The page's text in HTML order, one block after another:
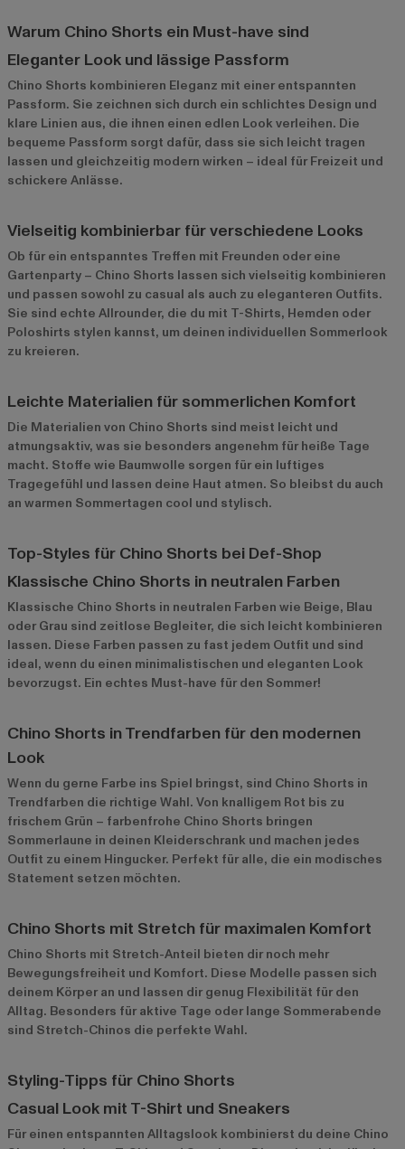
Warum Chino Shorts ein Must-have sind
Eleganter Look und lässige Passform
Chino Shorts kombinieren Eleganz mit einer entspannten
Passform. Sie zeichnen sich durch ein schlichtes Design und
klare Linien aus, die ihnen einen edlen Look verleihen. Die
bequeme Passform sorgt dafür, dass sie sich leicht tragen
lassen und gleichzeitig modern wirken – ideal für Freizeit und
schickere Anlässe.
Vielseitig kombinierbar für verschiedene Looks
Ob für ein entspanntes Treffen mit Freunden oder eine
Gartenparty – Chino Shorts lassen sich vielseitig kombinieren
und passen sowohl zu casual als auch zu eleganteren Outfits.
Sie sind echte Allrounder, die du mit T-Shirts, Hemden oder
Poloshirts stylen kannst, um deinen individuellen Sommerlook
zu kreieren.
Leichte Materialien für sommerlichen Komfort
Die Materialien von Chino Shorts sind meist leicht und
atmungsaktiv, was sie besonders angenehm für heiße Tage
macht. Stoffe wie Baumwolle sorgen für ein luftiges
Tragegefühl und lassen deine Haut atmen. So bleibst du auch
an warmen Sommertagen cool und stylisch.
Top-Styles für Chino Shorts bei Def-Shop
Klassische Chino Shorts in neutralen Farben
Klassische Chino Shorts in neutralen Farben wie Beige, Blau
oder Grau sind zeitlose Begleiter, die sich leicht kombinieren
lassen. Diese Farben passen zu fast jedem Outfit und sind
ideal, wenn du einen minimalistischen und eleganten Look
bevorzugst. Ein echtes Must-have für den Sommer!
Chino Shorts in Trendfarben für den modernen
Look
Wenn du gerne Farbe ins Spiel bringst, sind Chino Shorts in
Trendfarben die richtige Wahl. Von knalligem Rot bis zu
frischem Grün – farbenfrohe Chino Shorts bringen
Sommerlaune in deinen Kleiderschrank und machen jedes
Outfit zu einem Hingucker. Perfekt für alle, die ein modisches
Statement setzen möchten.
Chino Shorts mit Stretch für maximalen Komfort
Chino Shorts mit Stretch-Anteil bieten dir noch mehr
Bewegungsfreiheit und Komfort. Diese Modelle passen sich
deinem Körper an und lassen dir genug Flexibilität für den
Alltag. Besonders für aktive Tage oder lange Sommerabende
sind Stretch-Chinos die perfekte Wahl.
Styling-Tipps für Chino Shorts
Casual Look mit T-Shirt und Sneakers
Für einen entspannten Alltagslook kombinierst du deine Chino